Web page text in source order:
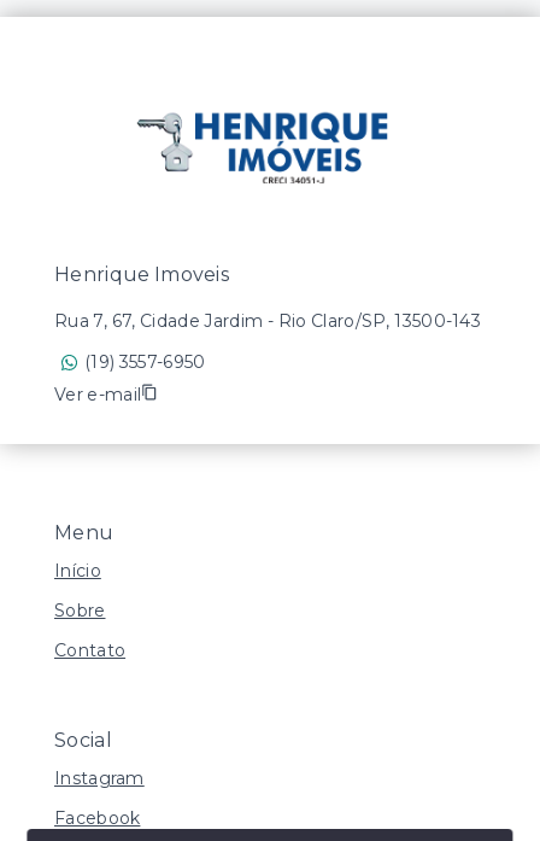
Menu
Início
Sobre
Contato
Social
Instagram
Facebook
Henrique Imoveis
Rua 7, 67, Cidade Jardim - Rio Claro/SP, 13500-143
(19) 3557-6950
Ver e-mail